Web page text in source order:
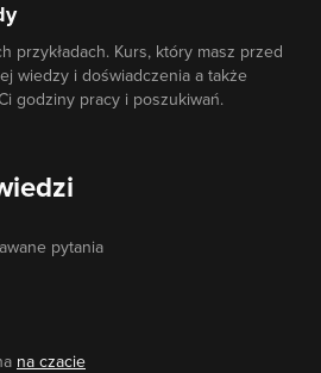
przykładach. Kurs, który masz przed
wiedzy i doświadczenia a także
godziny pracy i poszukiwań.
pytania
na czacie